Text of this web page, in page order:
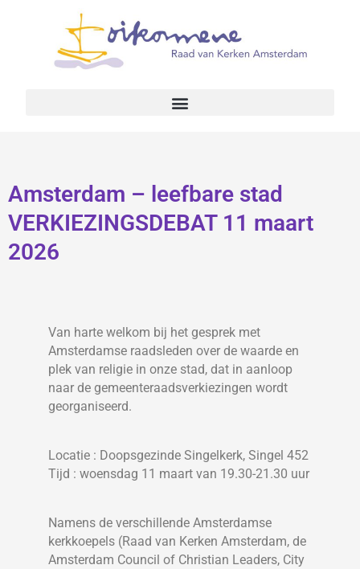
Amsterdam – leefbare stad
VERKIEZINGSDEBAT 11 maart
2026
Van harte welkom bij het gesprek met
Amsterdamse raadsleden over de waarde en
plek van religie in onze stad, dat in aanloop
naar de gemeenteraadsverkiezingen wordt
georganiseerd.
Locatie : Doopsgezinde Singelkerk, Singel 452
Tijd : woensdag 11 maart van 19.30-21.30 uur
Namens de verschillende Amsterdamse
kerkkoepels (Raad van Kerken Amsterdam, de
Amsterdam Council of Christian Leaders, City